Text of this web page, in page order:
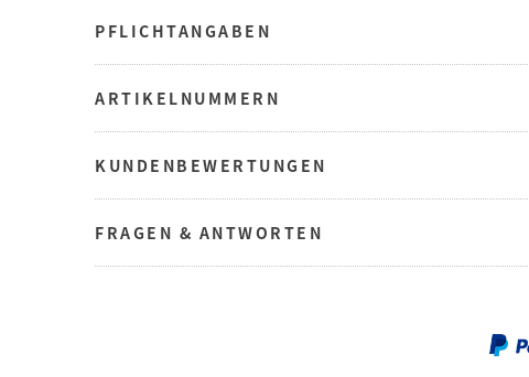
PFLICHTANGABEN
ARTIKELNUMMERN
KUNDENBEWERTUNGEN
FRAGEN & ANTWORTEN